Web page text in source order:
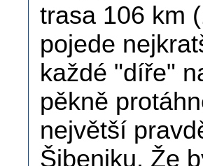
trasa 106 km
pojede
každé "díře"
pěkně
největší
Šibeniku. Že